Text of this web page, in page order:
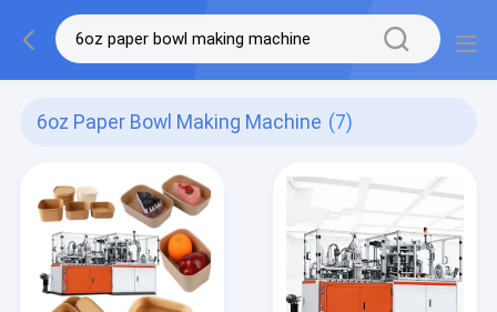
6oz Paper Bowl Making Machine (7)